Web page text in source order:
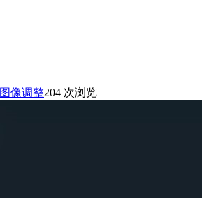
图像调整204 次浏览